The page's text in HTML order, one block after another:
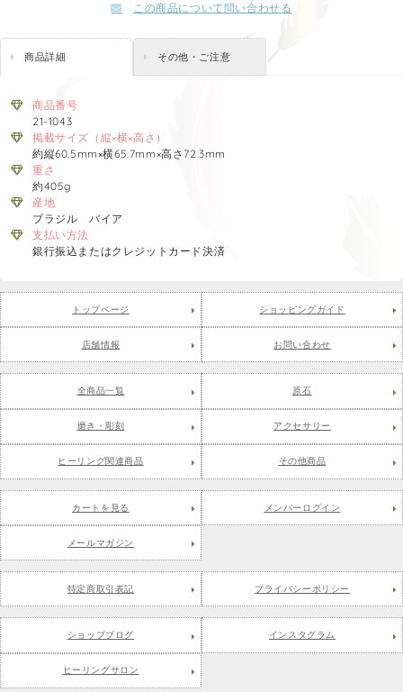
この商品について問い合わせる
商品詳細 その他・ご注意
商品番号
21-1043
掲載サイズ（縦×横×高さ）
約縦60.5mm×横65.7mm×高さ72.3mm
重さ
約405g
産地
ブラジル バイア
支払い方法
銀行振込またはクレジットカード決済
トップページ ショッピングガイド
店舗情報 お問い合わせ
全商品一覧 原石
磨き・彫刻 アクセサリー
ヒーリング関連商品 その他商品
カートを見る メンバーログイン
メールマガジン
特定商取引表記 プライバシーポリシー
ショップブログ インスタグラム
ヒーリングサロン